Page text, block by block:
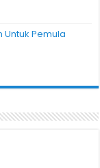
Untuk Pemula